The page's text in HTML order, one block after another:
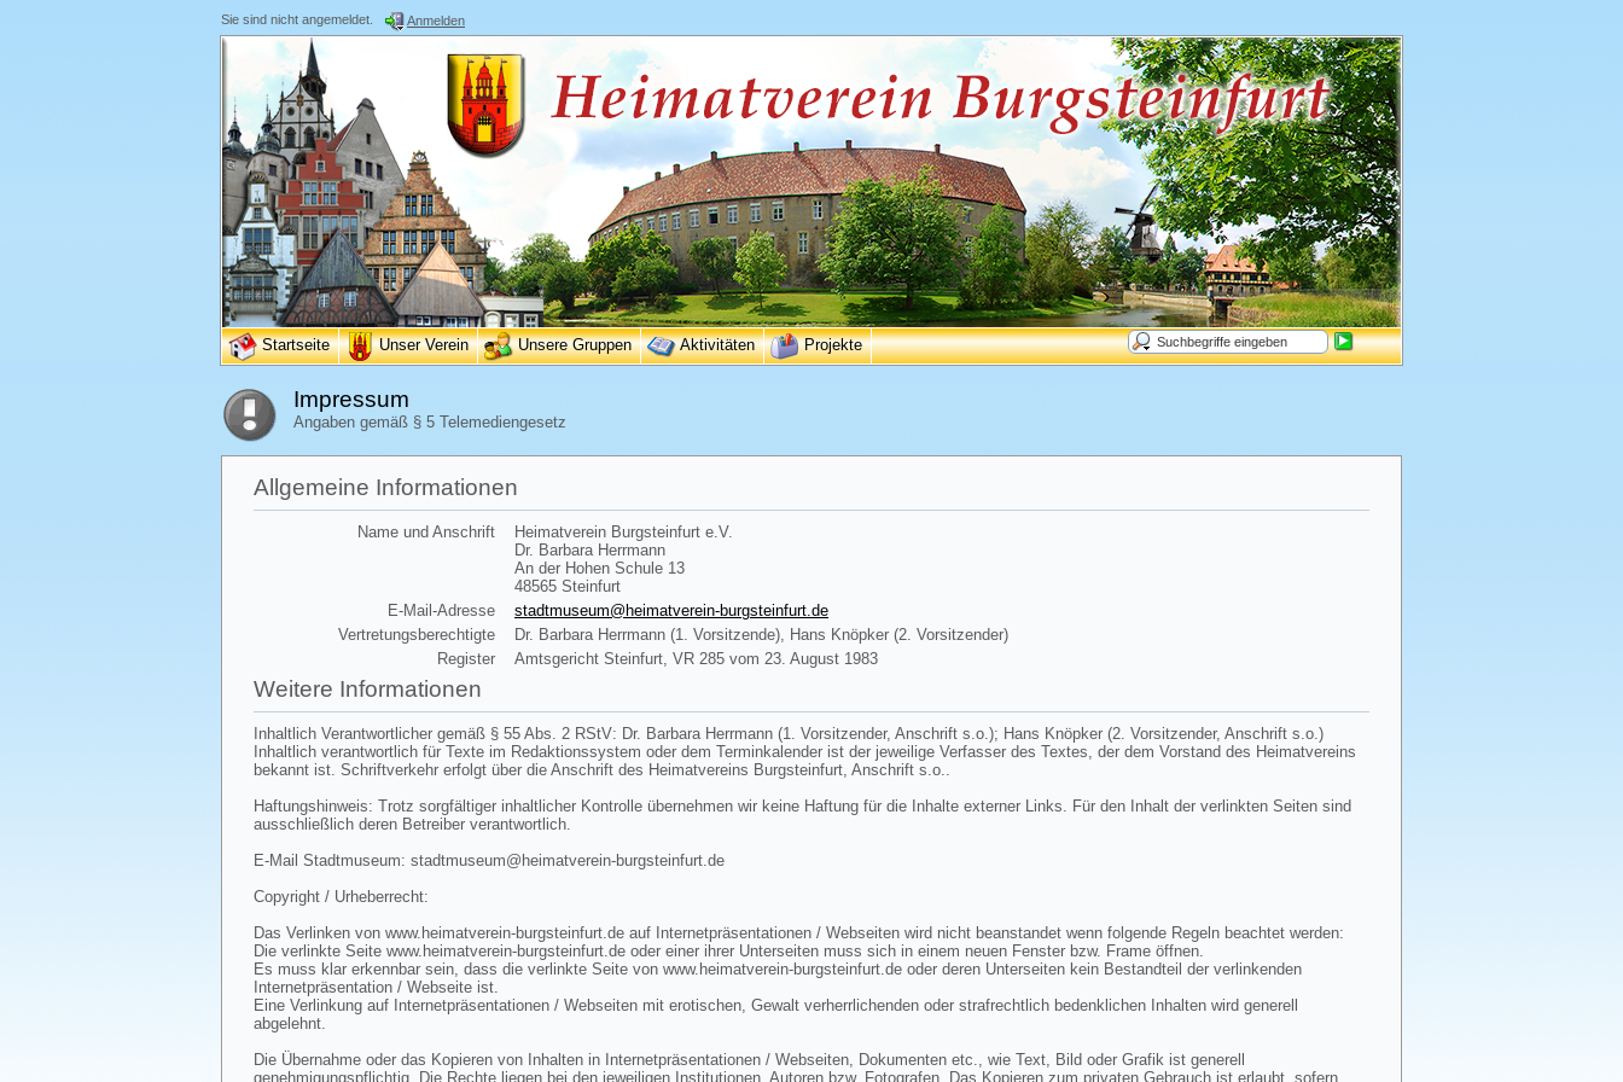
Sie sind nicht angemeldet. Anmelden
Startseite Unser Verein Unsere Gruppen Aktivitäten Projekte
Impressum
Angaben gemäß § 5 Telemediengesetz
Allgemeine Informationen
Name und Anschrift
Heimatverein Burgsteinfurt e.V.
Dr. Barbara Herrmann
An der Hohen Schule 13
48565 Steinfurt
E-Mail-Adresse
stadtmuseum@heimatverein-burgsteinfurt.de
Vertretungsberechtigte
Dr. Barbara Herrmann (1. Vorsitzende), Hans Knöpker (2. Vorsitzender)
Register
Amtsgericht Steinfurt, VR 285 vom 23. August 1983
Weitere Informationen
Inhaltlich Verantwortlicher gemäß § 55 Abs. 2 RStV: Dr. Barbara Herrmann (1. Vorsitzender, Anschrift s.o.); Hans Knöpker (2. Vorsitzender, Anschrift s.o.)
Inhaltlich verantwortlich für Texte im Redaktionssystem oder dem Terminkalender ist der jeweilige Verfasser des Textes, der dem Vorstand des Heimatvereins
bekannt ist. Schriftverkehr erfolgt über die Anschrift des Heimatvereins Burgsteinfurt, Anschrift s.o..
Haftungshinweis: Trotz sorgfältiger inhaltlicher Kontrolle übernehmen wir keine Haftung für die Inhalte externer Links. Für den Inhalt der verlinkten Seiten sind
ausschließlich deren Betreiber verantwortlich.
E-Mail Stadtmuseum: stadtmuseum@heimatverein-burgsteinfurt.de
Copyright / Urheberrecht:
Das Verlinken von www.heimatverein-burgsteinfurt.de auf Internetpräsentationen / Webseiten wird nicht beanstandet wenn folgende Regeln beachtet werden:
Die verlinkte Seite www.heimatverein-burgsteinfurt.de oder einer ihrer Unterseiten muss sich in einem neuen Fenster bzw. Frame öffnen.
Es muss klar erkennbar sein, dass die verlinkte Seite von www.heimatverein-burgsteinfurt.de oder deren Unterseiten kein Bestandteil der verlinkenden
Internetpräsentation / Webseite ist.
Eine Verlinkung auf Internetpräsentationen / Webseiten mit erotischen, Gewalt verherrlichenden oder strafrechtlich bedenklichen Inhalten wird generell
abgelehnt.
Die Übernahme oder das Kopieren von Inhalten in Internetpräsentationen / Webseiten, Dokumenten etc., wie Text, Bild oder Grafik ist generell
genehmigungspflichtig. Die Rechte liegen bei den jeweiligen Institutionen, Autoren bzw. Fotografen. Das Kopieren zum privaten Gebrauch ist erlaubt, sofern